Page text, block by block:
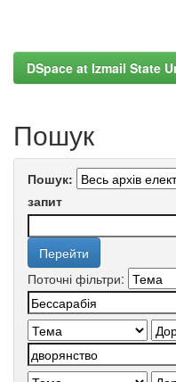
DSpace at Izmail State
Пошук
Пошук:
запит
Поточні фільтри: